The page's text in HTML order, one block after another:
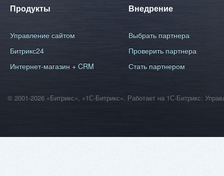
Продукты
Управление сайтом
Битрикс24
Интернет-магазин + CRM
Внедрение
Выбрать партнера
Проверить партнера
Стать партнером
© 2001-2026 «Битрикс», «1С-Битрикс». Работает на 1С-Битрикс: